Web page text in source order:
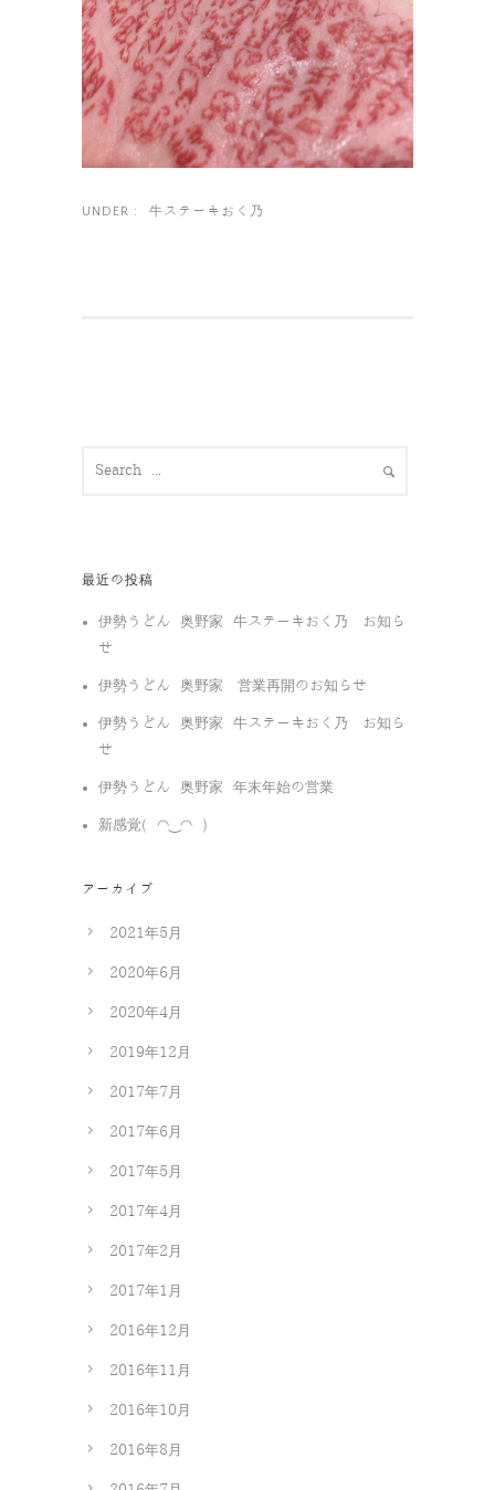
UNDER : 牛ステーキおく乃
最近の投稿
伊勢うどん 奥野家 牛ステーキおく乃 お知ら
せ
伊勢うどん 奥野家 営業再開のお知らせ
伊勢うどん 奥野家 牛ステーキおく乃 お知ら
せ
伊勢うどん 奥野家 年末年始の営業
新感覚( ◠‿◠ )
アーカイブ
2021年5月
2020年6月
2020年4月
2019年12月
2017年7月
2017年6月
2017年5月
2017年4月
2017年2月
2017年1月
2016年12月
2016年11月
2016年10月
2016年8月